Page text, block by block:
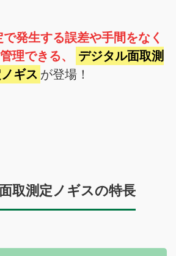
で発生する誤差や手間をなく
理できる、
デジタル面取測
ギス が登場！
取測定ノギスの特長